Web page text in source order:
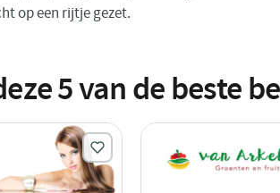
op een rijtje gezet.
5van de beste